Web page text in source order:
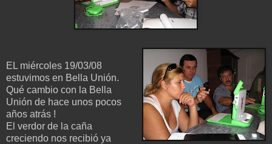
EL miércoles 19/03/08
estuvimos en Bella Unión.
Qué cambio con la Bella
Unión de hace unos pocos
años atrás !
El verdor de la caña
creciendo nos recibió ya